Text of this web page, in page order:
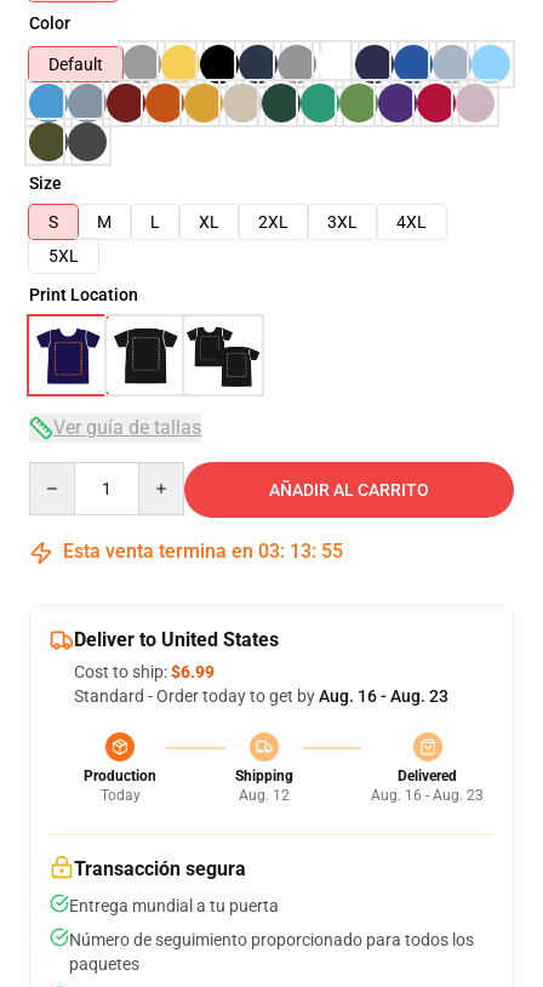
Color
Default
Size
S
M L XL 2XL 3XL
4XL
5XL
Print Location
Ver guía de tallas
AÑADIR AL CARRITO
Esta venta termina en 03: 13: 54
Deliver to United States
Cost to ship:$6.99
Standard - Order today to get byAug. 16 - Aug. 23
Production
Today
Shipping
Aug. 12
Delivered
Aug. 16 - Aug. 23
Transacción segura
Entrega mundial a tu puerta
Número de seguimiento proporcionado para todos los
paquetes